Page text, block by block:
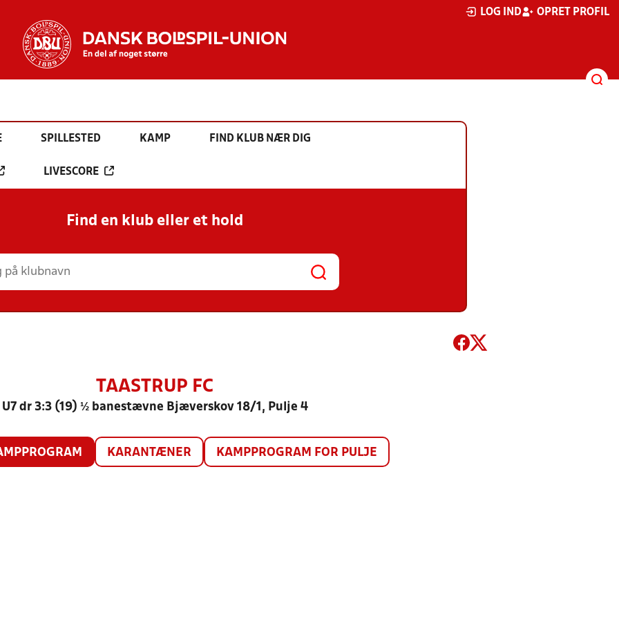
LOG IND OPRET PROFIL
SPILLESTED KAMP FIND KLUB NÆR DIG
LIVESCORE
Find en klub eller et hold
TAASTRUP FC
U7 dr 3:3 (19) ½ banestævne Bjæverskov 18/1, Pulje 4
KARANTÆNER KAMPPROGRAM FOR PULJE